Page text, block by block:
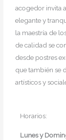
acogedor invita
elegante y
la maestría de
de calidad se
desde postres
que también se
artísticos y
Horarios:
Lunes y